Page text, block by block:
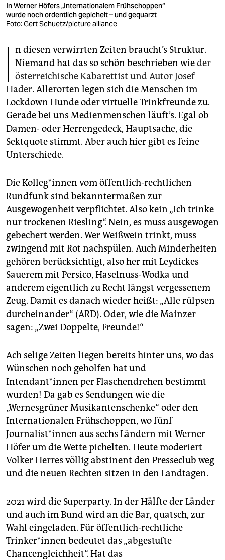
shop
fragen & hilfe
unterstützen
abo
genossenschaft
epaper login
In Werner Höfers „Internationalem Frühschoppen“
wurde noch ordentlich gepichelt – und gequarzt
Foto: Gert Schuetz/picture alliance
I n diesen verwirrten Zeiten braucht’s Struktur.
Niemand hat das so schön beschrieben wieder
österreichische Kabarettist und Autor Josef
Hader. Allerorten legen sich die Menschen im
Lockdown Hunde oder virtuelle Trinkfreunde zu.
Gerade bei uns Medienmenschen läuft’s. Egal ob
Damen- oder Herrengedeck, Hauptsache, die
Sektquote stimmt. Aber auch hier gibt es feine
Unterschiede.
Die Kolleg*innen vom öffentlich-rechtlichen
Rundfunk sind bekanntermaßen zur
Ausgewogenheit verpflichtet. Also kein „Ich trinke
nur trockenen Riesling“. Nein, es muss ausgewogen
gebechert werden. Wer Weißwein trinkt, muss
zwingend mit Rot nachspülen. Auch Minderheiten
gehören berücksichtigt, also her mit Leydickes
Sauerem mit Persico, Haselnuss-Wodka und
anderem eigentlich zu Recht längst vergessenem
Zeug. Damit es danach wieder heißt: „Alle rülpsen
durcheinander“ (ARD). Oder, wie die Mainzer
sagen: „Zwei Doppelte, Freunde!“
Ach selige Zeiten liegen bereits hinter uns, wo das
Wünschen noch geholfen hat und
Intendant*innen per Flaschendrehen bestimmt
wurden! Da gab es Sendungen wie die
„Wernesgrüner Musikantenschenke“ oder den
Internationalen Frühschoppen, wo fünf
Journalist*innen aus sechs Ländern mit Werner
Höfer um die Wette pichelten. Heute moderiert
Volker Herres völlig abstinent den Presseclub weg
und die neuen Rechten sitzen in den Landtagen.
2021 wird die Superparty. In der Hälfte der Länder
und auch im Bund wird an die Bar, quatsch, zur
Wahl eingeladen. Für öffentlich-rechtliche
Trinker*innen bedeutet das „abgestufte
Chancengleichheit“. Hat das